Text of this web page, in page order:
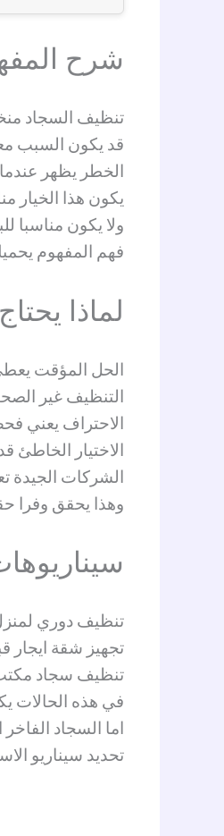
شرح
تنظيف السجاد
قد يكون السبب
الخطر يظهر
يكون هذا الخيار
ولا يكون مناسبا
فهم المفهوم
لماذا
الحل المؤقت
التنظيف غير
الاحتراف يعني
الاختيار الخاطئ
الشركات الجيدة
وهذا يحقق وفرا
تنظيف دوري
تجهيز شقة ايجار
تنظيف سجاد
في هذه الحالات
اما السجاد
تحديد سيناريو